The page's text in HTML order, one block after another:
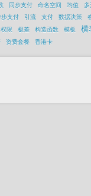
同步支付 命名空间 均值
步支付 引流 支付 数据决策
权限 极差 构造函数 模板 横
资费套餐 香港卡